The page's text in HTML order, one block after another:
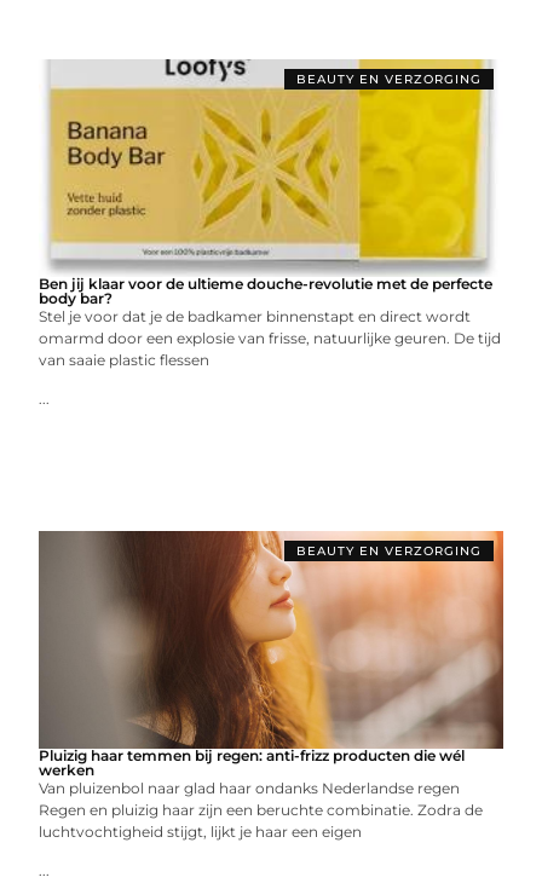
BEAUTY EN VERZORGING
Ben jij klaar voor de ultieme douche-revolutie met de perfecte
body bar?
Stel je voor dat je de badkamer binnenstapt en direct wordt
omarmd door een explosie van frisse, natuurlijke geuren. De tijd
van saaie plastic flessen
...
BEAUTY EN VERZORGING
Pluizig haar temmen bij regen: anti-frizz producten die wél
werken
Van pluizenbol naar glad haar ondanks Nederlandse regen
Regen en pluizig haar zijn een beruchte combinatie. Zodra de
luchtvochtigheid stijgt, lijkt je haar een eigen
...